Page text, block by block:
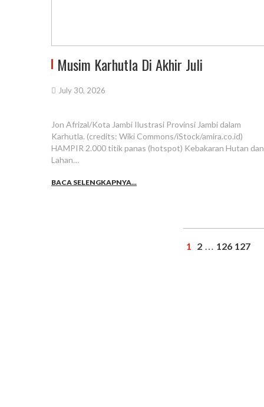
Musim Karhutla Di Akhir Juli
July 30, 2026
Jon Afrizal/Kota Jambi Ilustrasi Provinsi Jambi dalam
Karhutla. (credits: Wiki Commons/iStock/amira.co.id)
HAMPIR 2.000 titik panas (hotspot) Kebakaran Hutan dan
Lahan…
BACA SELENGKAPNYA...
1 2 … 126 127